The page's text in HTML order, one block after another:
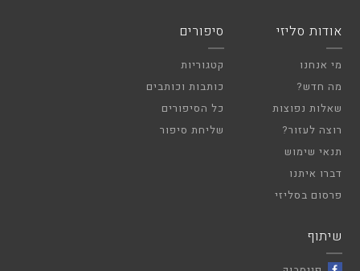
אודות סליזי
מי אנחנו
מה חדש?
שאלות נפוצות
רוצה לעזור?
תנאי שימוש
דברו איתנו
פרסום בסליזי
סיפורים
קטגוריות
כותבות וכותבים
כל הסיפורים
שליחת סיפור
שיתוף